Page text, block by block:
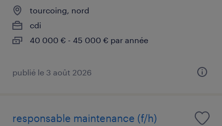
tourcoing, nord
cdi
40 000 € - 45 000 € par année
publié le 3 août 2026
responsable maintenance (f/h)